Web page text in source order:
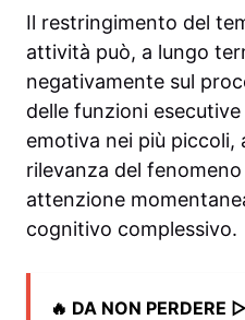
Il restringimento del
attività può, a lungo
negativamente sul
delle funzioni
emotiva nei più piccoli,
rilevanza del
attenzione
cognitivo complessivo.
🔥 DA NON PERDERE ▷